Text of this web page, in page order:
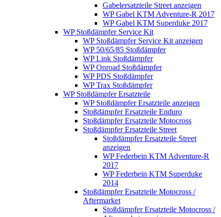
Gabelersatzteile Street anzeigen
WP Gabel KTM Adventure-R 2017
WP Gabel KTM Superduke 2017
WP Stoßdämpfer Service Kit
WP Stoßdämpfer Service Kit anzeigen
WP 50/65/85 Stoßdämpfer
WP Link Stoßdämpfer
WP Onroad Stoßdämpfer
WP PDS Stoßdämpfer
WP Trax Stoßdämpfer
WP Stoßdämpfer Ersatzteile
WP Stoßdämpfer Ersatzteile anzeigen
Stoßdämpfer Ersatzteile Enduro
Stoßdämpfer Ersatzteile Motocross
Stoßdämpfer Ersatzteile Street
Stoßdämpfer Ersatzteile Street
anzeigen
WP Federbein KTM Adventure-R
2017
WP Federbein KTM Superduke
2014
Stoßdämpfer Ersatzteile Motocross /
Aftermarket
Stoßdämpfer Ersatzteile Motocross /